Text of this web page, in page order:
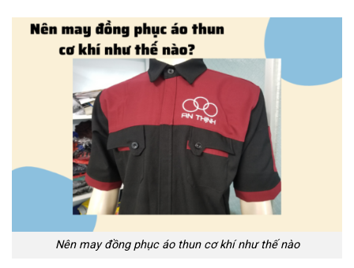
Nên may đồng phục áo thun cơ khí như thế nào